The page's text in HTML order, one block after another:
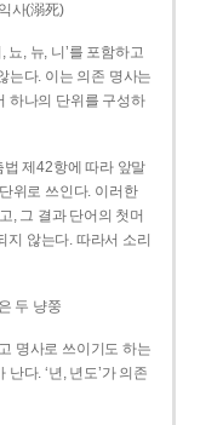
익사(溺死)
뇨, 뉴, 니’를 포함하고
는다. 이는 의존 명사는
하나의 단위를 구성하
법 제42항에 따라 앞말
위로 쓰인다. 이러한
, 그 결과 단어의 첫머
지 않는다. 따라서 소리
은 두 냥쭝
명사로 쓰이기도 하는
다. ‘년, 년도’가 의존